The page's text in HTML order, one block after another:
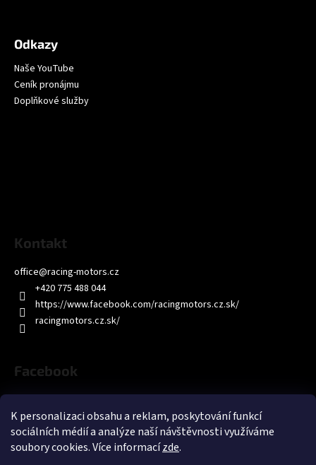
K personalizaci obsahu a reklam, poskytování funkcí
sociálních médií a analýze naší návštěvnosti využíváme
soubory cookies. Více informacízde.
Odkazy
Naše YouTube
Ceník pronájmu
Doplňkové služby
Kontakt
office@racing-motors.cz
+420 775 488 044
https://www.facebook.com/racingmotors.cz.sk/
racingmotors.cz.sk/
Facebook